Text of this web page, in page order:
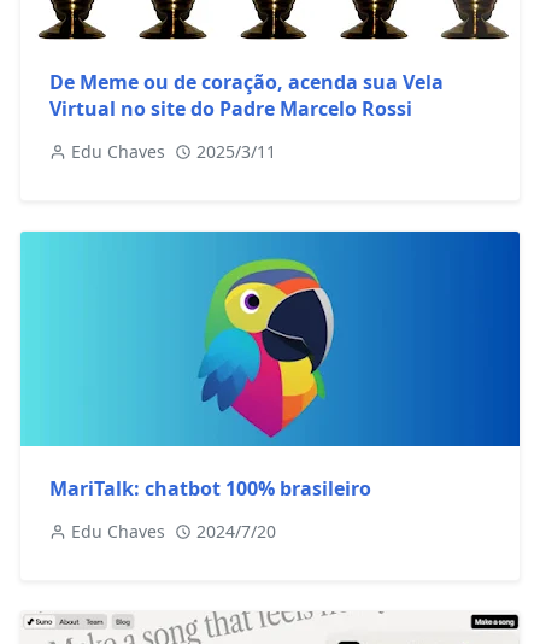
De Meme ou de coração, acenda sua Vela
Virtual no site do Padre Marcelo Rossi
Edu Chaves 2025/3/11
MariTalk: chatbot 100% brasileiro
Edu Chaves 2024/7/20